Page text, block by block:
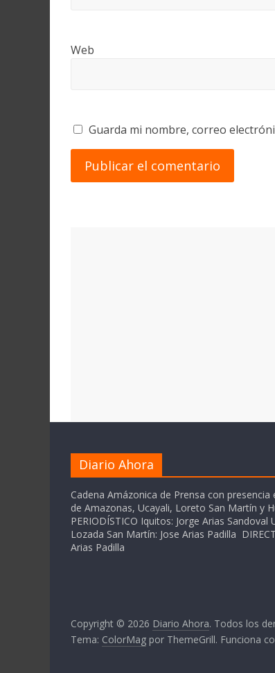
Web
Guarda mi nombre, correo
Diario Ahora
Cadena Amázonica de Prensa con
de Amazonas, Ucayali, Loreto San Martín y
PERIODÍSTICO Iquitos: Jorge Arias Sandoval
Lozada San Martín: Jose Arias Padilla
Arias Padilla
Copyright © 2026 Diario Ahora. Todos los
Tema: ColorMag por ThemeGrill. Funciona